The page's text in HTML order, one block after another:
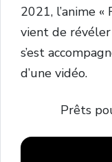
2021, l’anime
vient de
s’est
d’une vidéo.
Prêts